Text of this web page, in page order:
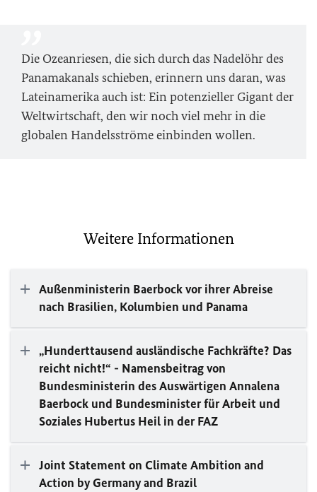
Die Ozeanriesen, die sich durch das Nadelöhr des
Panamakanals schieben, erinnern uns daran, was
Lateinamerika auch ist: Ein potenzieller Gigant der
Weltwirtschaft, den wir noch viel mehr in die
globalen Handelsströme einbinden wollen.
Weitere Informationen
Außenministerin Baerbock vor ihrer Abreise
nach Brasilien, Kolumbien und Panama
„Hunderttausend ausländische Fachkräfte? Das
reicht nicht!“ - Namensbeitrag von
Bundesministerin des Auswärtigen Annalena
Baerbock und Bundesminister für Arbeit und
Soziales Hubertus Heil in der FAZ
Joint Statement on Climate Ambition and
Action by Germany and Brazil